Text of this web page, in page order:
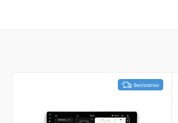
Сравнение В избранное